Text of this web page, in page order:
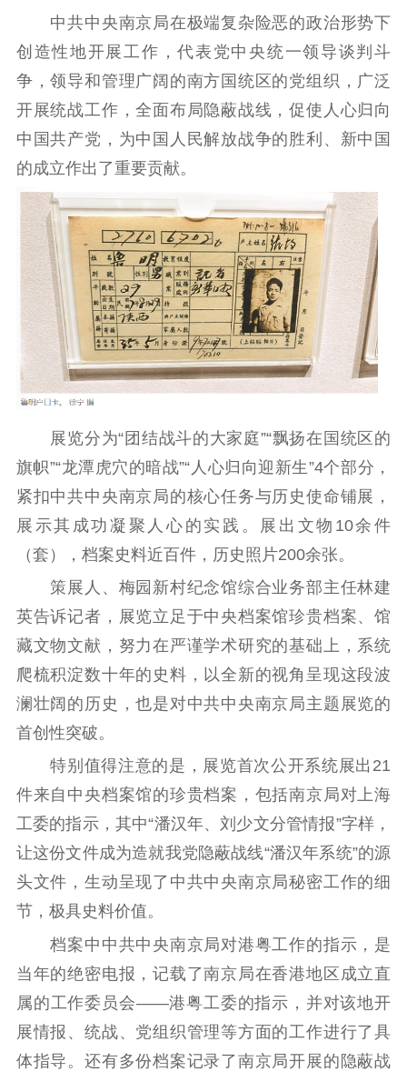
紫金文化艺术节
品牌活动 紫艺舞台
精神文明
文明创建 文明实践
文明培育
先进典型
社会宣传
思想政治教育 爱国主义教育
全民国防教育
红色资源保护利
用
新闻出版
精品出版 全民阅读
出版监管
扫黄打非
电影创作 电影市场
机关党建
党建要闻 学习在线
文化人才
紫金人才 职称评审
数据资源
公共服务
提升资源库
政务服务
登记服务
科研创新
服务管理平台
智库服务
管理平台
文艺创作
服务管理
文化产业
统计分析
数字出版
审读服务
新闻发布工作备
案管理系统
电影
责任编辑注册
业务申报系统
中共中央南京局在极端复杂险恶的政治形势下
创造性地开展工作，代表党中央统一领导谈判斗
争，领导和管理广阔的南方国统区的党组织，广泛
开展统战工作，全面布局隐蔽战线，促使人心归向
中国共产党，为中国人民解放战争的胜利、新中国
的成立作出了重要贡献。
展览分为“团结战斗的大家庭”“飘扬在国统区的
旗帜”“龙潭虎穴的暗战”“人心归向迎新生”4个部分，
紧扣中共中央南京局的核心任务与历史使命铺展，
展示其成功凝聚人心的实践。展出文物10余件
（套），档案史料近百件，历史照片200余张。
策展人、梅园新村纪念馆综合业务部主任林建
英告诉记者，展览立足于中央档案馆珍贵档案、馆
藏文物文献，努力在严谨学术研究的基础上，系统
爬梳积淀数十年的史料，以全新的视角呈现这段波
澜壮阔的历史，也是对中共中央南京局主题展览的
首创性突破。
特别值得注意的是，展览首次公开系统展出21
件来自中央档案馆的珍贵档案，包括南京局对上海
工委的指示，其中“潘汉年、刘少文分管情报”字样，
让这份文件成为造就我党隐蔽战线“潘汉年系统”的源
头文件，生动呈现了中共中央南京局秘密工作的细
节，极具史料价值。
档案中中共中央南京局对港粤工作的指示，是
当年的绝密电报，记载了南京局在香港地区成立直
属的工作委员会——港粤工委的指示，并对该地开
展情报、统战、党组织管理等方面的工作进行了具
体指导。还有多份档案记录了南京局开展的隐蔽战